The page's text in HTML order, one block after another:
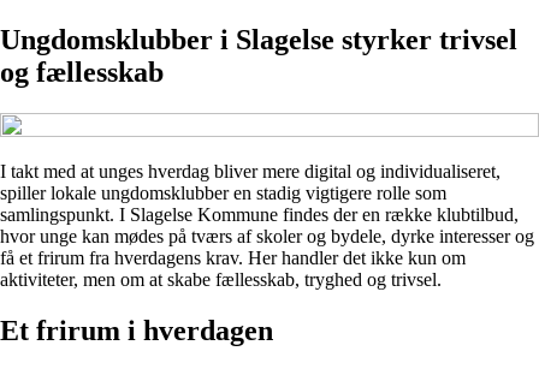
Ungdomsklubber i Slagelse styrker trivsel
og fællesskab
I takt med at unges hverdag bliver mere digital og individualiseret,
spiller lokale ungdomsklubber en stadig vigtigere rolle som
samlingspunkt. I Slagelse Kommune findes der en række klubtilbud,
hvor unge kan mødes på tværs af skoler og bydele, dyrke interesser og
få et frirum fra hverdagens krav. Her handler det ikke kun om
aktiviteter, men om at skabe fællesskab, tryghed og trivsel.
Et frirum i hverdagen